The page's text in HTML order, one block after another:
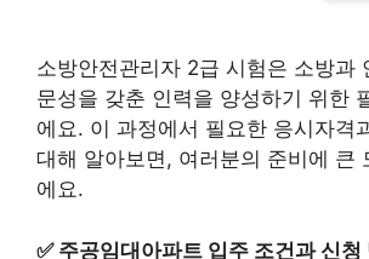
소방안전관리자 2급 시험은 소방과
문성을 갖춘 인력을 양성하기 위한
에요. 이 과정에서 필요한 응시자격
대해 알아보면, 여러분의 준비에 큰
에요.
✅ 주공임대아파트 입주 조건과 신청